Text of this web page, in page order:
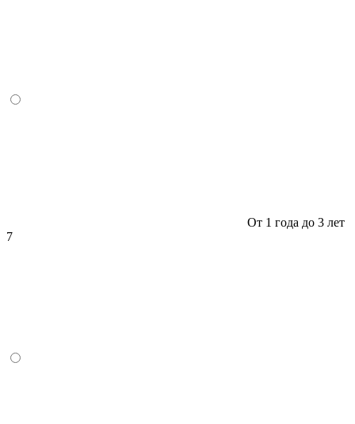
От 1 года до 3 лет
7